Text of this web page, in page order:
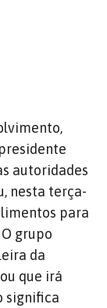
autoridades
nesta terça-
para
grupo
da
que irá
significa